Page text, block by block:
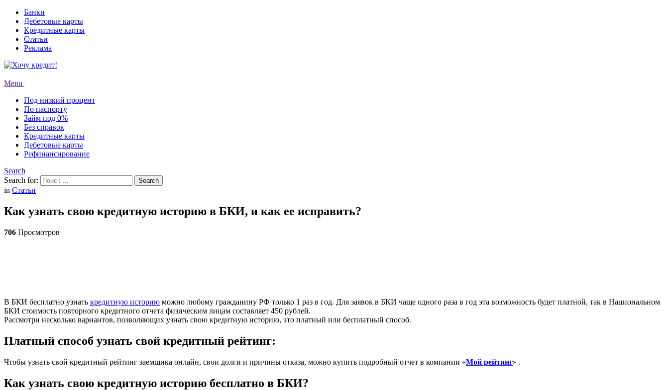
Банки
Дебетовые карты
Кредитные карты
Статьи
Реклама
Menu
Под низкий процент
По паспорту
Займ под 0%
Без справок
Кредитные карты
Дебетовые карты
Рефинансирование
Search
Search for:
Search
in Статьи
Как узнать свою кредитную историю в БКИ, и как ее исправить?
706 Просмотров
В БКИ бесплатно узнать кредитную историю можно любому гражданину РФ только 1 раз в год. Для заявок в БКИ чаще одного раза в год эта возможность будет платной, так в Национальном
БКИ стоимость повторного кредитного отчета физическим лицам составляет 450 рублей.
Рассмотри несколько вариантов, позволяющих узнать свою кредитную историю, это платный или бесплатный способ.
Платный способ узнать свой кредитный рейтинг:
Чтобы узнать свой кредитный рейтинг заемщика онлайн, свои долги и причины отказа, можно купить подробный отчет в компании «Мой рейтинг» .
Как узнать свою кредитную историю бесплатно в БКИ?